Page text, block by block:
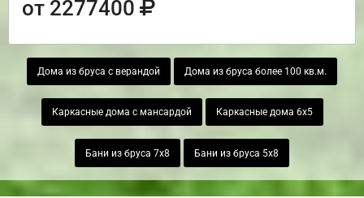
от 2277400
Дома из бруса с верандой Дома из бруса более 100 кв.м.
Каркасные дома с мансардой Каркасные дома 6х5
Бани из бруса 7х8 Бани из бруса 5х8